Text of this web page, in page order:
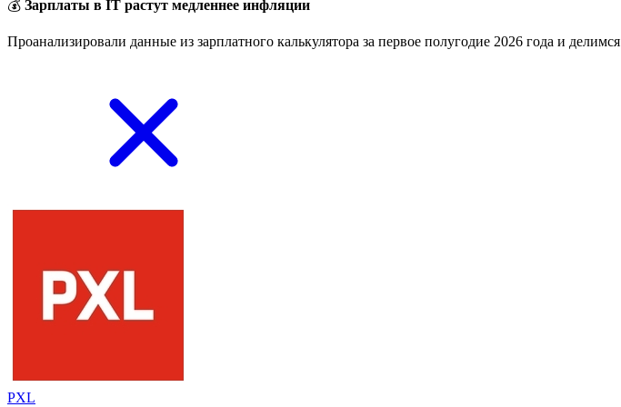
💰 Зарплаты в IT растут медленнее инфляции
Проанализировали данные из зарплатного калькулятора за первое полугодие 2026 года и делимся
PXL